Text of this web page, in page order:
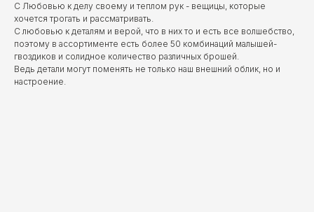
С Любовью к делу своему и теплом рук - вещицы, которые
хочется трогать и рассматривать.
С любовью к деталям и верой, что в них то и есть все волшебство,
поэтому в ассортименте есть более 50 комбинаций малышей-
гвоздиков и солидное количество различных брошей.
Ведь детали могут поменять не только наш внешний облик, но и
настроение.